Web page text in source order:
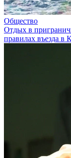
Общество
Отдых в
правилах въезда в